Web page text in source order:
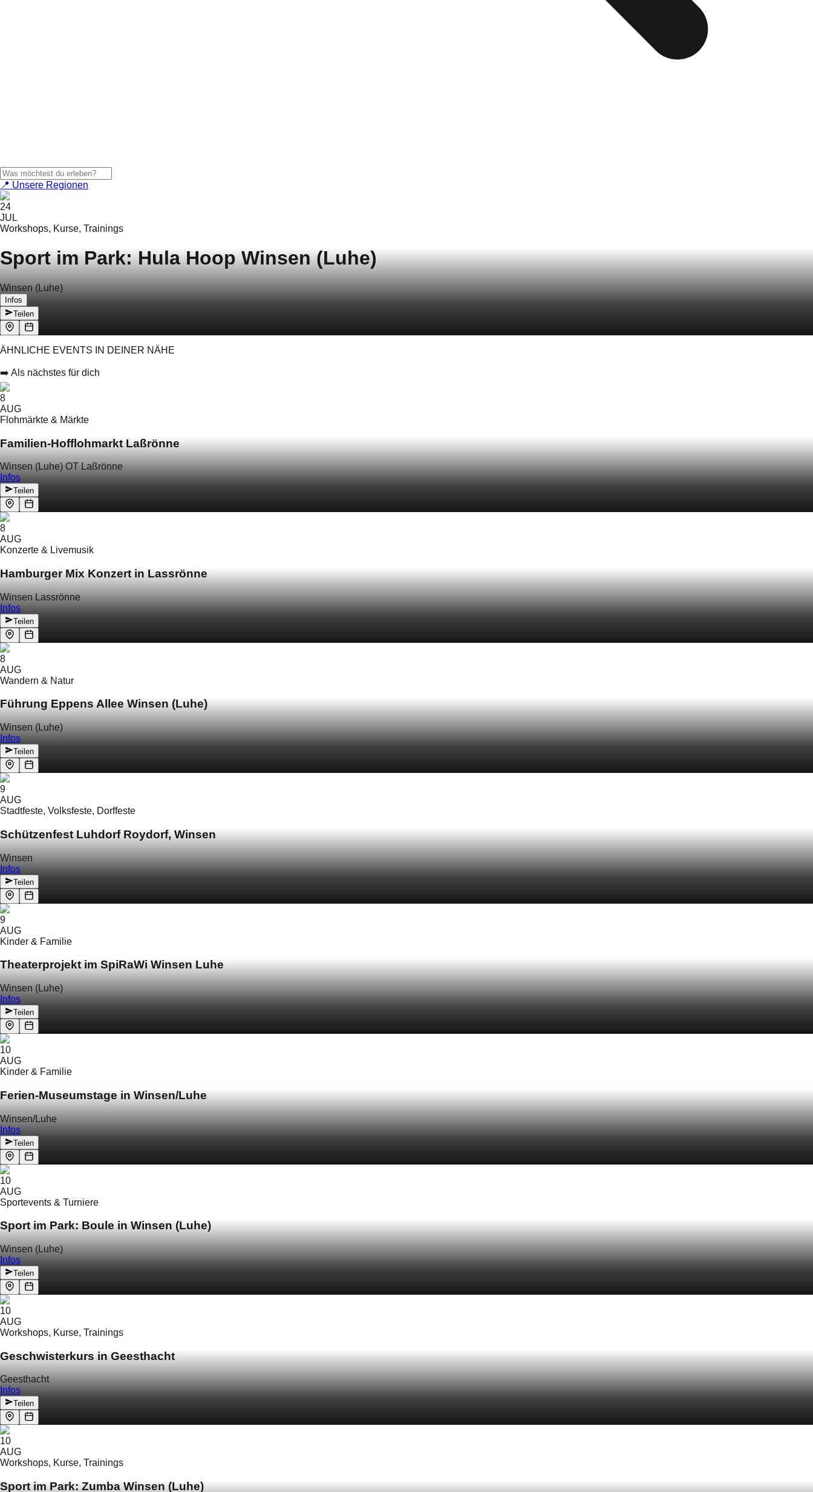
📍 Unsere Regionen
24
JUL
Workshops, Kurse, Trainings
Sport im Park: Hula Hoop Winsen (Luhe)
Winsen (Luhe)
Infos
Teilen
ÄHNLICHE EVENTS IN DEINER NÄHE
➡️ Als nächstes für dich
8
AUG
Flohmärkte & Märkte
Familien-Hofflohmarkt Laßrönne
Winsen (Luhe) OT Laßrönne
Infos
Teilen
8
AUG
Konzerte & Livemusik
Hamburger Mix Konzert in Lassrönne
Winsen Lassrönne
Infos
Teilen
8
AUG
Wandern & Natur
Führung Eppens Allee Winsen (Luhe)
Winsen (Luhe)
Infos
Teilen
9
AUG
Stadtfeste, Volksfeste, Dorffeste
Schützenfest Luhdorf Roydorf, Winsen
Winsen
Infos
Teilen
9
AUG
Kinder & Familie
Theaterprojekt im SpiRaWi Winsen Luhe
Winsen (Luhe)
Infos
Teilen
10
AUG
Kinder & Familie
Ferien-Museumstage in Winsen/Luhe
Winsen/Luhe
Infos
Teilen
10
AUG
Sportevents & Turniere
Sport im Park: Boule in Winsen (Luhe)
Winsen (Luhe)
Infos
Teilen
10
AUG
Workshops, Kurse, Trainings
Geschwisterkurs in Geesthacht
Geesthacht
Infos
Teilen
10
AUG
Workshops, Kurse, Trainings
Sport im Park: Zumba Winsen (Luhe)